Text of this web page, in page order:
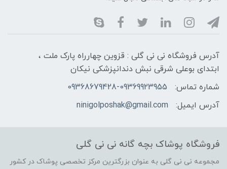
آدرس فروشگاه نی نی گلی : قزوین چهارراه پارک ملت ،
ابتدای بوعلی شرقی نبش دندانپزشکی نیکان
شماره تماس:
09368679428-09369923955
آدرس ایمیل:
ninigolposhak@gmail.com
فروشگاه پوشاک بچه گانه نی نی گلی
مجموعه نی نی گلی به عنوان بزرگترین مرکز تخصصی پوشاک در کشور